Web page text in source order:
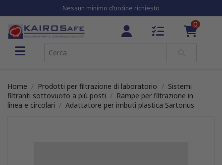
Nessun minimo d’ordine richiesto
0
Home Prodotti per filtrazione di laboratorio
Sistemi
filtranti sottovuoto a più posti
Rampe per filtrazione in
linea e circolari
Adattatore per imbuti plastica Sartorius